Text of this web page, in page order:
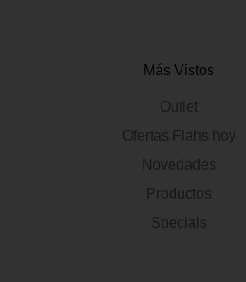
Más Vistos
Outlet
Ofertas Flahs hoy
Novedades
Productos
Specials